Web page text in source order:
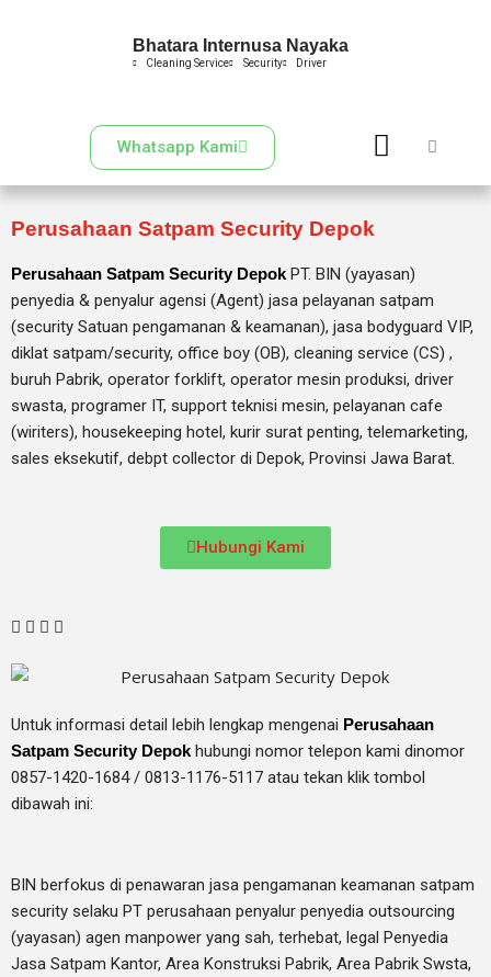
Bhatara Internusa Nayaka
Cleaning Service Security Driver
Whatsapp Kami
Perusahaan Satpam Security Depok
Perusahaan Satpam Security DepokPT. BIN (yayasan)
penyedia & penyalur agensi (Agent) jasa pelayanan satpam
(security Satuan pengamanan & keamanan), jasa bodyguard VIP,
diklat satpam/security, office boy (OB), cleaning service (CS) ,
buruh Pabrik, operator forklift, operator mesin produksi, driver
swasta, programer IT, support teknisi mesin, pelayanan cafe
(wiriters), housekeeping hotel, kurir surat penting, telemarketing,
sales eksekutif, debpt collector di Depok, Provinsi Jawa Barat.
Hubungi Kami
Untuk informasi detail lebih lengkap mengenai Perusahaan
Satpam Security Depokhubungi nomor telepon kami dinomor
0857-1420-1684 / 0813-1176-5117 atau tekan klik tombol
dibawah ini:
BIN berfokus di penawaran jasa pengamanan keamanan satpam
security selaku PT perusahaan penyalur penyedia outsourcing
(yayasan) agen manpower yang sah, terhebat, legal Penyedia
Jasa Satpam Kantor, Area Konstruksi Pabrik, Area Pabrik Swsta,